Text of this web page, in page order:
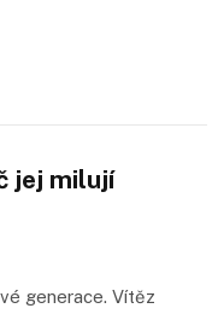
jej milují
generace. Vítěz